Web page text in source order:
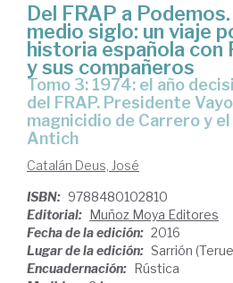
Del FRAP a
medio siglo: un viaje
historia española con
y sus compañeros
Tomo 3: 1974: el año decisivo. Proclamación
del FRAP. Presidente
magnicidio de Carrero y
Antich
Catalán Deus, José
ISBN: 9788480102810
Editorial: Muñoz Moya Editores
Fecha de la edición: 2016
Lugar de la edición: Sarrión
Encuadernación: Rústica